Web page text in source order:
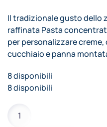
Il tradizionale gusto dello
raffinata Pasta
per personalizzare
cucchiaio e panna
8 disponibili
8 disponibili
ZABAJONE